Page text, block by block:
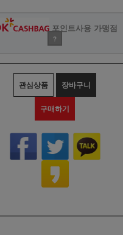
포인트사용 가맹점
?
관심상품 장바구니
구매하기